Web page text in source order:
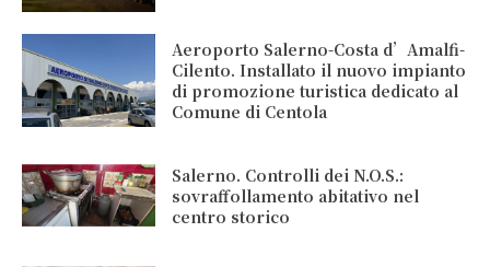
Aeroporto Salerno-Costa d’Amalfi-
Cilento. Installato il nuovo impianto
di promozione turistica dedicato al
Comune di Centola
Salerno. Controlli dei N.O.S.:
sovraffollamento abitativo nel
centro storico